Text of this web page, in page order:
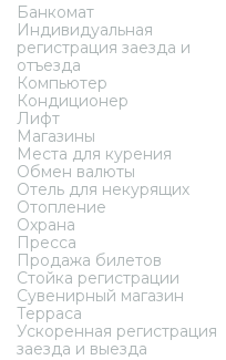
Банкомат
Индивидуальная
регистрация заезда и
отъезда
Компьютер
Кондиционер
Лифт
Магазины
Места для курения
Обмен валюты
Отель для некурящих
Отопление
Охрана
Пресса
Продажа билетов
Стойка регистрации
Сувенирный магазин
Терраса
Ускоренная регистрация
заезда и выезда